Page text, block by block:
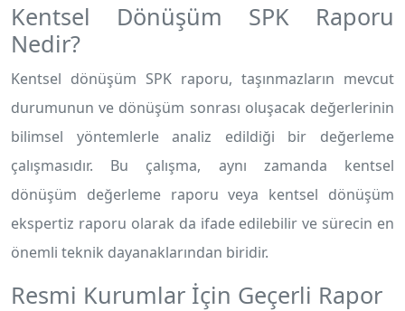
Kentsel Dönüşüm SPK Raporu
Nedir?
Kentsel dönüşüm SPK raporu, taşınmazların mevcut
durumunun ve dönüşüm sonrası oluşacak değerlerinin
bilimsel yöntemlerle analiz edildiği bir değerleme
çalışmasıdır. Bu çalışma, aynı zamanda kentsel
dönüşüm değerleme raporu veya kentsel dönüşüm
ekspertiz raporu olarak da ifade edilebilir ve sürecin en
önemli teknik dayanaklarından biridir.
Resmi Kurumlar İçin Geçerli Rapor